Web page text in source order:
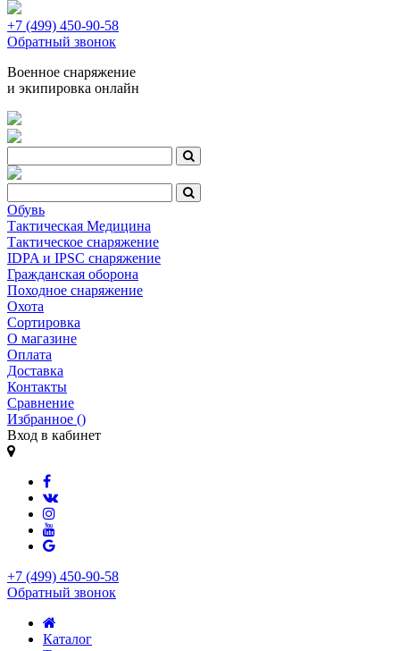
+7 (499) 450-90-58
Обратный звонок
Военное снаряжение
и экипировка онлайн
Обувь
Тактическая Медицина
Тактическое снаряжение
IDPA и IPSC снаряжение
Гражданская оборона
Походное снаряжение
Охота
Сортировка
О магазине
Оплата
Доставка
Контакты
Сравнение
Избранное ()
Вход в кабинет
+7 (499) 450-90-58
Обратный звонок
Каталог